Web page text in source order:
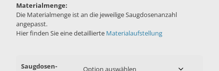
Materialmenge:
Die Materialmenge ist an die jeweilige Saugdosenanzahl
angepasst.
Hier finden Sie eine detaillierte Materialaufstellung
Saugdosen-